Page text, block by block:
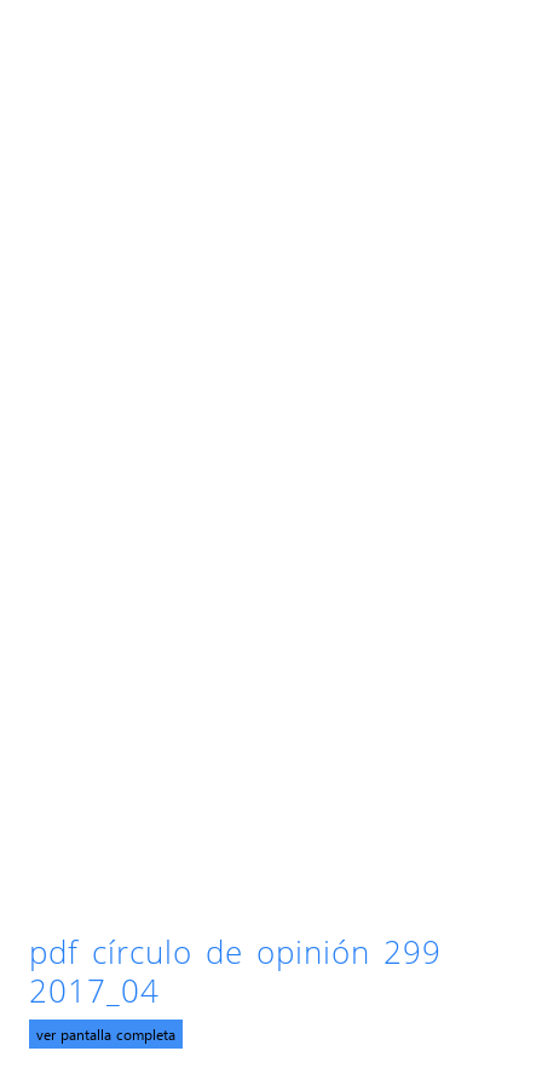
pdf círculo de opinión 299
2017_04
ver pantalla completa